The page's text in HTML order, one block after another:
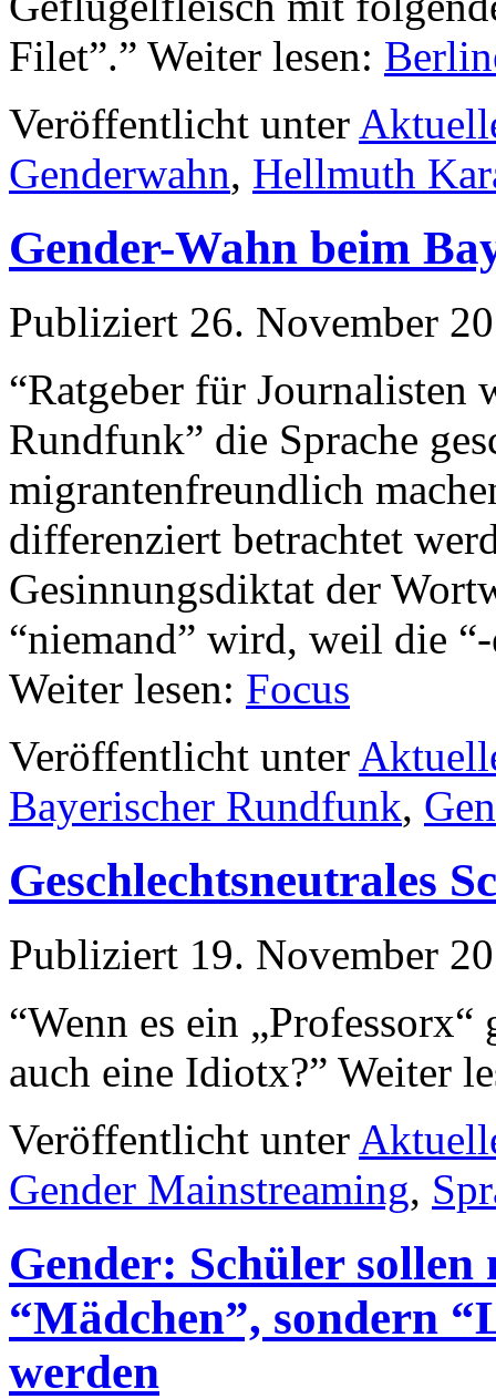
Filet”.” Weiter lesen:
Veröffentlicht unter
Genderwahn, Hellmuth
Gender-Wahn beim
Publiziert 26. November
“Ratgeber für Journalisten
Rundfunk” die Sprache
migrantenfreundlich
differenziert betrachtet
Gesinnungsdiktat der
“niemand” wird, weil die
Weiter lesen: Focus
Veröffentlicht unter
Bayerischer Rundfunk,
Geschlechtsneutrales
Publiziert 19. November
“Wenn es ein
auch eine Idiotx?” Weiter
Veröffentlicht unter
Gender Mainstreaming,
Gender: Schüler
“Mädchen”, sondern
werden